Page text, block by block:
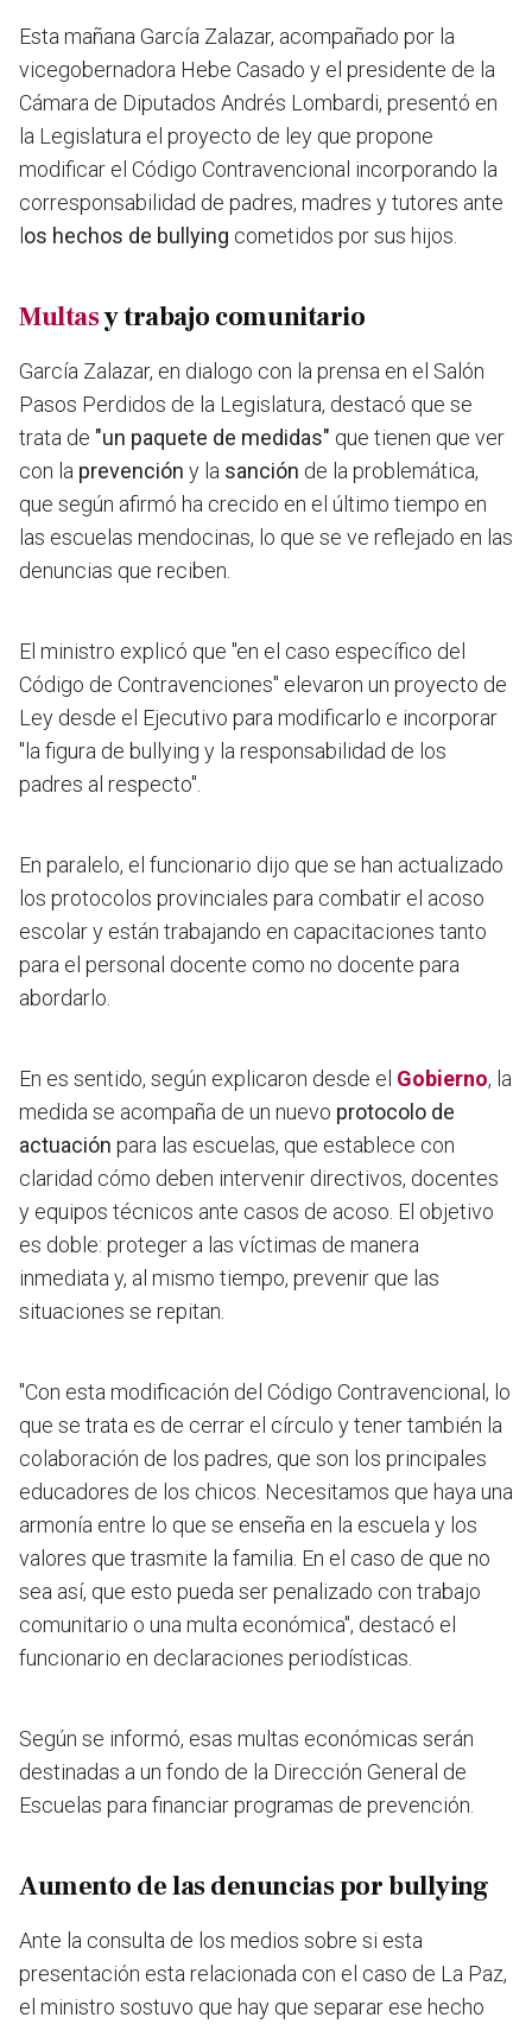
Esta mañana García Zalazar, acompañado por la
vicegobernadora Hebe Casado y el presidente de la
Cámara de Diputados Andrés Lombardi, presentó en
la Legislatura el proyecto de ley que propone
modificar el Código Contravencional incorporando la
corresponsabilidad de padres, madres y tutores ante
os hechos de bullying cometidos por sus hijos.
Multasy trabajo comunitario
García Zalazar, en dialogo con la prensa en el Salón
Pasos Perdidos de la Legislatura, destacó que se
trata de "un paquete de medidas" que tienen que ver
con la prevención y la sanción de la problemática,
que según afirmó ha crecido en el último tiempo en
las escuelas mendocinas, lo que se ve reflejado en las
denuncias que reciben.
El ministro explicó que "en el caso específico del
Código de Contravenciones" elevaron un proyecto de
Ley desde el Ejecutivo para modificarlo e incorporar
"la figura de bullying y la responsabilidad de los
padres al respecto".
En paralelo, el funcionario dijo que se han actualizado
los protocolos provinciales para combatir el acoso
escolar y están trabajando en capacitaciones tanto
para el personal docente como no docente para
abordarlo.
En es sentido, según explicaron desde el Gobierno, la
medida se acompaña de un nuevo protocolo de
actuación para las escuelas, que establece con
claridad cómo deben intervenir directivos, docentes
y equipos técnicos ante casos de acoso. El objetivo
es doble: proteger a las víctimas de manera
inmediata y, al mismo tiempo, prevenir que las
situaciones se repitan.
"Con esta modificación del Código Contravencional, lo
que se trata es de cerrar el círculo y tener también la
colaboración de los padres, que son los principales
educadores de los chicos. Necesitamos que haya una
armonía entre lo que se enseña en la escuela y los
valores que trasmite la familia. En el caso de que no
sea así, que esto pueda ser penalizado con trabajo
comunitario o una multa económica", destacó el
funcionario en declaraciones periodísticas.
Según se informó, esas multas económicas serán
destinadas a un fondo de la Dirección General de
Escuelas para financiar programas de prevención.
Aumento de las denuncias por bullying
Ante la consulta de los medios sobre si esta
presentación esta relacionada con el caso de La Paz,
el ministro sostuvo que hay que separar ese hecho